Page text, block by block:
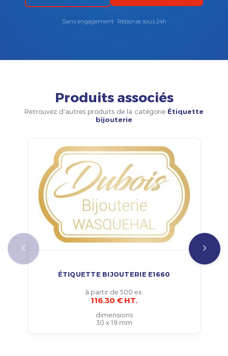
Sans engagement · Réponse sous 24h
Produits associés
Retrouvez d'autres produits de la catégorie Étiquette
bijouterie
ÉTIQUETTE BIJOUTERIE E1660
à partir de 500 ex.
116.30 € HT.
dimensions
30 x 19 mm